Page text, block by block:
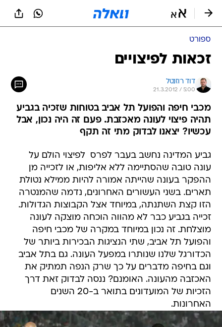
ספורט
זכאות לפיצויים
דוד רוזנטל
21.3.2012 / 5:00
מכבי חיפה והפועל תל אביב בטוחות שזכיה בגביע
תהיה פיצוי לעונה מאכזבת. פעם זה היה נכון, אבל
עכשיו? יצאנו לבדוק מתי זה תקף
גביע המדינה נחשב בעבר לפרס  לפיצוי הולם על
עונה טובה שהסתיימה ללא אליפות, או לזכייה מן
ההפקר בעונה שהייתה אמורה להיות ממילא נטולת
תארים. בשני העשורים האחרונים, נדמה שהמנטרה
הזו קצת השתנתה, במיוחד אצל הקבוצות הגדולות.
זכייה בגביע כבר לא מהווה הוכחה מוצקה לעונה
מוצלחת. זה נכון במיוחד במקרה של מכבי חיפה
והפועל תל אביב, שתי הנציגות הבכירות ביותר של
הכדורגל שלנו שנותרו במפעל העונה. גם בתל אביב
וגם בחיפה מדברים על כך שרק הנפה תמתיק את
האכזבה מהעונה. האומנם? ננסה לבדוק זאת דרך
הזכיות של המועדונים בתואר ב-20 השנים
האחרונות.